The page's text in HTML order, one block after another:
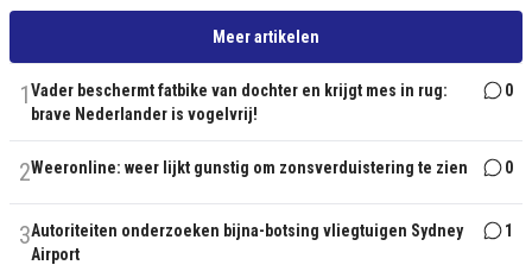
Meer artikelen
1Vader beschermt fatbike van dochter en krijgt mes in rug:
brave Nederlander is vogelvrij!
0
2Weeronline: weer lijkt gunstig om zonsverduistering te zien 0
3Autoriteiten onderzoeken bijna-botsing vliegtuigen Sydney
Airport
1